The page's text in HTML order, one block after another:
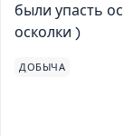
были упасть
осколки )
ДОБЫЧА